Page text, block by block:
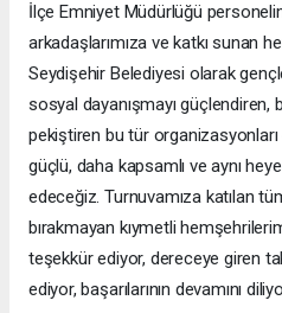
İlçe Emniyet Müdürlüğü
arkadaşlarımıza ve katkı sunan
Seydişehir Belediyesi olarak
sosyal dayanışmayı güçlendiren,
pekiştiren bu tür
güçlü, daha kapsamlı ve aynı
edeceğiz. Turnuvamıza katılan
bırakmayan kıymetli
teşekkür ediyor, dereceye giren
ediyor, başarılarının devamını